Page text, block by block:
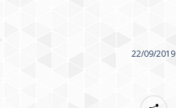
22/09/2019